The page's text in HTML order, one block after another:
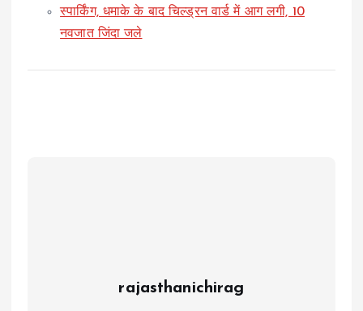
स्पार्किंग, धमाके के बाद चिल्ड्रन वार्ड में आग लगी, 10
नवजात जिंदा जले
rajasthanichirag